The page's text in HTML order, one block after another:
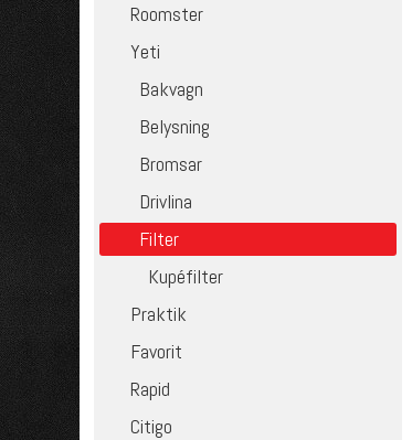
Roomster
Yeti
Bakvagn
Belysning
Bromsar
Drivlina
Filter
Kupéfilter
Praktik
Favorit
Rapid
Citigo